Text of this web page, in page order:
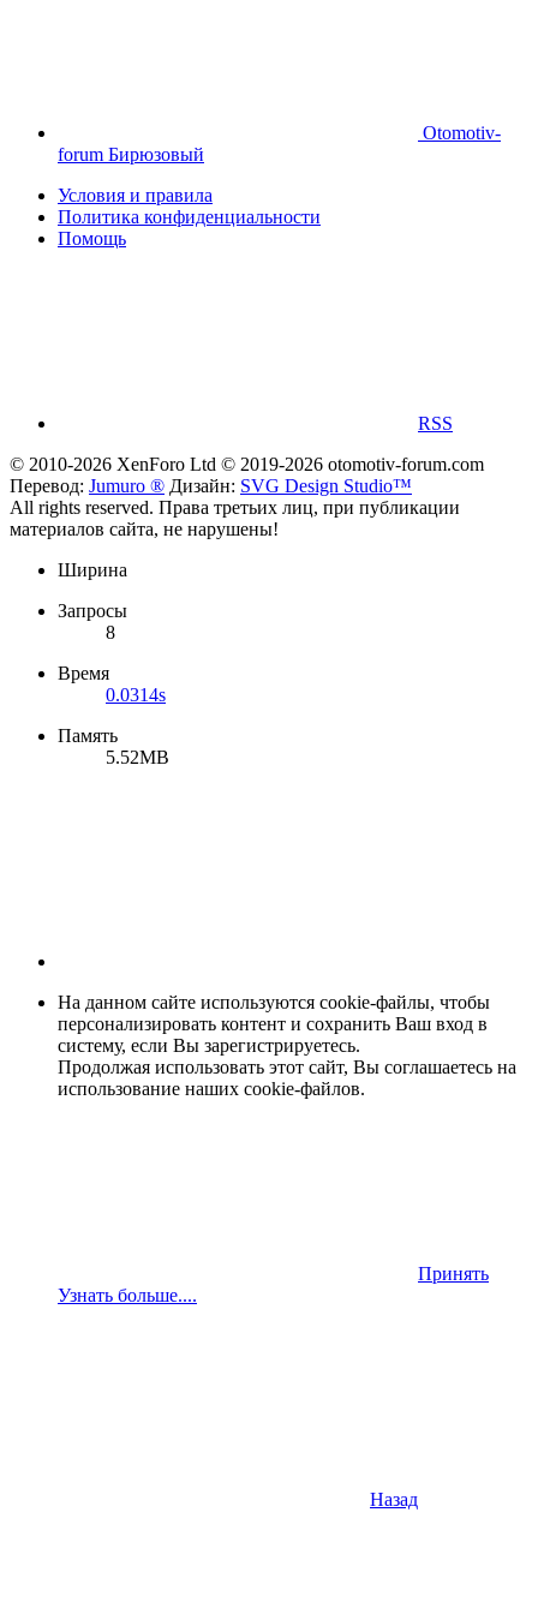
Otomotiv-
forum Бирюзовый
Условия и правила
Политика конфиденциальности
Помощь
RSS
© 2010-2026 XenForo Ltd © 2019-2026 otomotiv-forum.com
Перевод: Jumuro ® Дизайн: SVG Design Studio™
All rights reserved. Права третьих лиц, при публикации
материалов сайта, не нарушены!
Ширина
Запросы
8
Время
0.0314s
Память
5.52MB
На данном сайте используются cookie-файлы, чтобы
персонализировать контент и сохранить Ваш вход в
систему, если Вы зарегистрируетесь.
Продолжая использовать этот сайт, Вы соглашаетесь на
использование наших cookie-файлов.
Принять
Узнать больше....
Назад